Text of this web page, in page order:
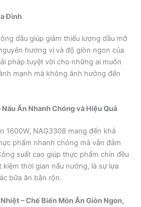
Đình
dầu giúp giảm thiểu lượng dầu mỡ
hương vị và độ giòn ngon của
pháp tuyệt vời cho những ai muốn
mạnh mà không ảnh hưởng đến
Ăn Nhanh Chóng và Hiệu Quả
1600W, NAG3308 mang đến khả
phẩm nhanh chóng mà vẫn đảm
suất cao giúp thực phẩm chín đều
thời gian nấu nướng, là sự lựa
bữa ăn bận rộn.
– Chế Biến Món Ăn Giòn Ngon,